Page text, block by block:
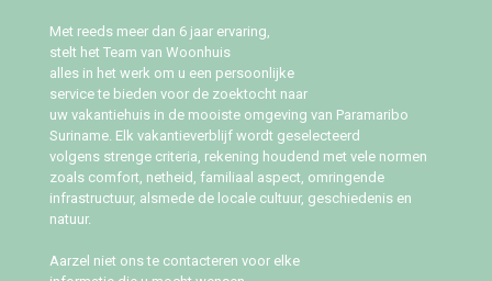
Met reeds meer dan 6 jaar ervaring,
stelt het Team van Woonhuis
alles in het werk om u een persoonlijke
service te bieden voor de zoektocht naar
uw vakantiehuis in de mooiste omgeving van Paramaribo
Suriname. Elk vakantieverblijf wordt geselecteerd
volgens strenge criteria, rekening houdend met vele normen
zoals comfort, netheid, familiaal aspect, omringende
infrastructuur, alsmede de locale cultuur, geschiedenis en
natuur.
Aarzel niet ons te contacteren voor elke